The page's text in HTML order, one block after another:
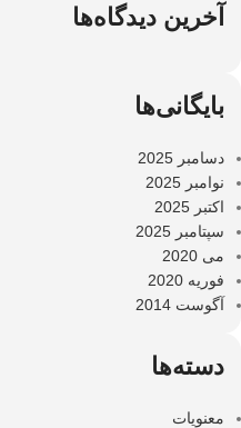
آخرین دیدگاه‌ها
بایگانی‌ها
دسامبر 2025
نوامبر 2025
اکتبر 2025
سپتامبر 2025
می 2020
فوریه 2020
آگوست 2014
دسته‌ها
معنویات